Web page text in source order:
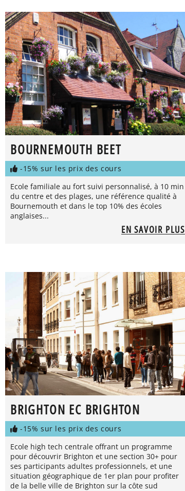
BOURNEMOUTH BEET
-15% sur les prix des cours
Ecole familiale au fort suivi personnalisé, à 10 min
du centre et des plages, une référence qualité à
Bournemouth et dans le top 10% des écoles
anglaises...
EN SAVOIR PLUS
BRIGHTON EC BRIGHTON
-15% sur les prix des cours
Ecole high tech centrale offrant un programme
pour découvrir Brighton et une section 30+ pour
ses participants adultes professionnels, et une
situation géographique de 1er plan pour profiter
de la belle ville de Brighton sur la côte sud